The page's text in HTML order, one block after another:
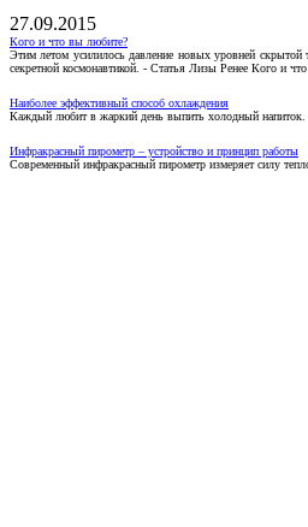
27.09.2015
Кого и что вы любите?
Этим летом усилилось давление новых уровней скрытой
секретной космонавтикой. - Статья Лизы Ренее Кого и
Наиболее эффективный способ охлаждения
Каждый любит в жаркий день выпить холодный напиток.
Инфракрасный пирометр – устройство и принцип работы
Современный инфракрасный пирометр измеряет силу